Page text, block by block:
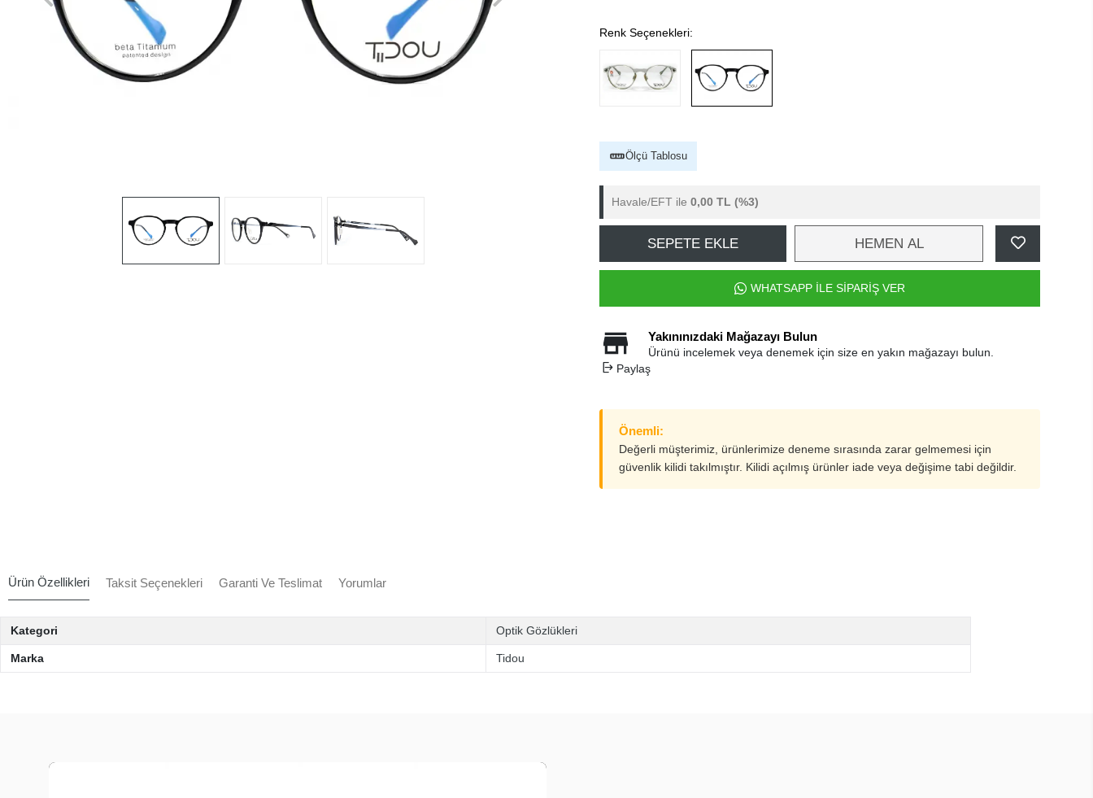
Renk Seçenekleri:
Ölçü Tablosu
Havale/EFT ile 0,00 TL (%3)
SEPETE EKLE HEMEN AL
WHATSAPP İLE SİPARİŞ VER
Yakınınızdaki Mağazayı Bulun
Ürünü incelemek veya denemek için size en yakın mağazayı bulun.
Paylaş
Önemli:
Değerli müşterimiz, ürünlerimize deneme sırasında zarar gelmemesi için
güvenlik kilidi takılmıştır. Kilidi açılmış ürünler iade veya değişime tabi değildir.
Ürün Özellikleri Taksit Seçenekleri Garanti Ve Teslimat Yorumlar
Kategori Optik Gözlükleri
Marka Tidou